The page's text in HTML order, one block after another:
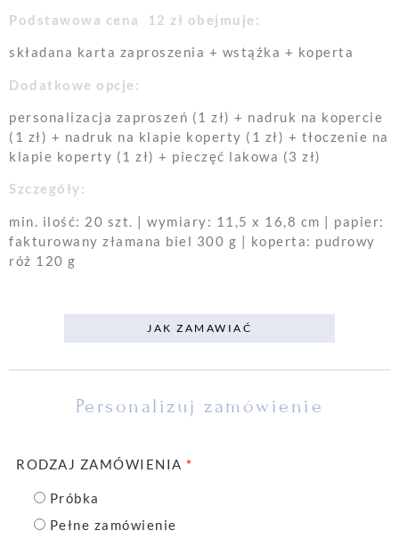
Podstawowa cena 12 zł obejmuje:
składana karta zaproszenia + wstążka + koperta
Dodatkowe opcje:
personalizacja zaproszeń (1 zł) + nadruk na kopercie
(1 zł) + nadruk na klapie koperty (1 zł) + tłoczenie na
klapie koperty (1 zł) + pieczęć lakowa (3 zł)
Szczegóły:
min. ilość: 20 szt. | wymiary: 11,5 x 16,8 cm | papier:
fakturowany złamana biel 300 g | koperta: pudrowy
róż 120 g
JAK ZAMAWIAĆ
Personalizuj zamówienie
RODZAJ ZAMÓWIENIA *
Próbka
Pełne zamówienie